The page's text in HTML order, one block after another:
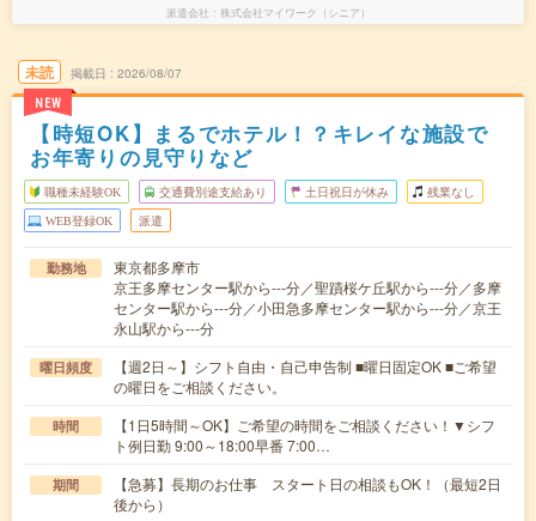
派遣会社 株式会社マイワーク（シニア）
未読
NEW
掲載日 2026/08/07
【時短OK】まるでホテル！？キレイな施設で
お年寄りの見守りなど
職種未経験OK 交通費別途支給あり 土日祝日が休み 残業なし
WEB登録OK 派遣
勤務地
東京都多摩市
京王多摩センター駅から---分／聖蹟桜ケ丘駅から---分／多摩
センター駅から---分／小田急多摩センター駅から---分／京王
永山駅から---分
曜日頻度
【週2日～】シフト自由・自己申告制 ■曜日固定OK ■ご希望
の曜日をご相談ください。
時間
【1日5時間～OK】ご希望の時間をご相談ください！▼シフ
ト例日勤 9:00～18:00早番 7:00…
期間
【急募】長期のお仕事 スタート日の相談もOK！（最短2日
後から）